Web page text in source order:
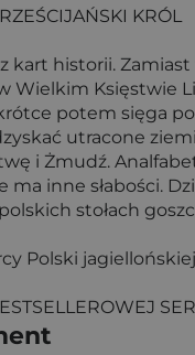
KRÓL
kart historii.
Wielkim Księstwie
potem sięga
utracone
i Żmudź.
ma inne słabości.
polskich stołach
Polski